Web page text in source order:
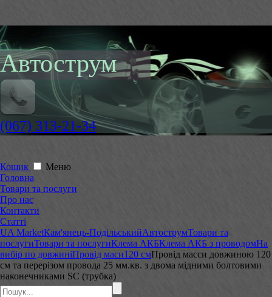
Автострум
(067) 313-21-34
Кошик
Меню
Головна
Товари та послуги
Про нас
Контакти
Статті
UA MarketКам'янець-ПодільськийАвтострумТовари та
послугиТовари та послугиКлема АКБКлема АКБ з проводомНа
вибір по довжиніПровід маси120 смПровід масси довжиною 120
см та перерізом провода 25 мм.кв. з двома мідними болтовими
наконечниками SC (трубка)